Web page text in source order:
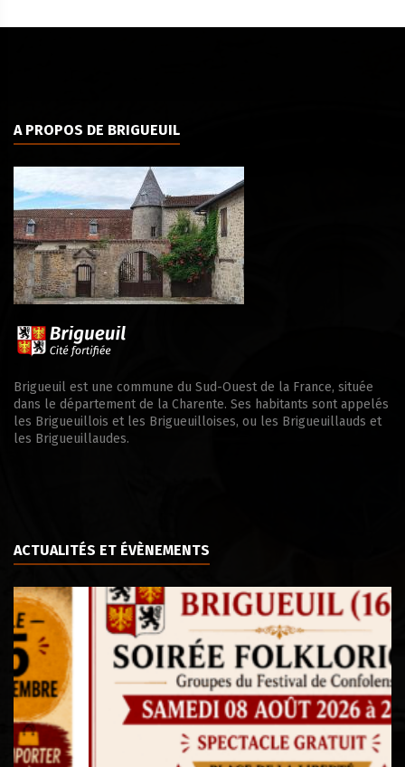
A PROPOS DE BRIGUEUIL
Brigueuil est une commune du Sud-Ouest de la France, située
dans le département de la Charente. Ses habitants sont appelés
les Brigueuillois et les Brigueuilloises, ou les Brigueuillauds et
les Brigueuillaudes.
ACTUALITÉS ET ÉVÈNEMENTS